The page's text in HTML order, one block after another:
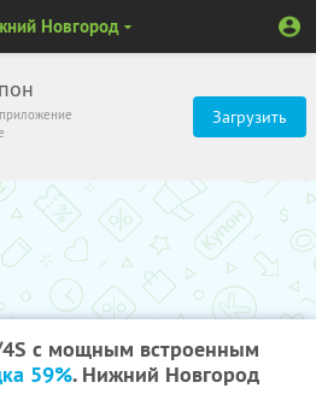
Загрузить
Новгород
c мощным встроенным
59%. Нижний Новгород